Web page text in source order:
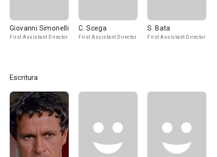
Giovanni Simonelli
First Assistant Director
C. Scega
First Assistant Director
S. Bata
First Assistant Director
Escritura